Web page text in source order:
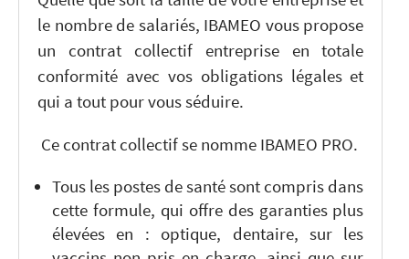
le nombre de salariés, IBAMEO vous propose
un contrat collectif entreprise en totale
conformité avec vos obligations légales et
qui a tout pour vous séduire.
Ce contrat collectif se nomme IBAMEO PRO.
Tous les postes de santé sont compris dans
cette formule, qui offre des garanties plus
élevées en : optique, dentaire, sur les